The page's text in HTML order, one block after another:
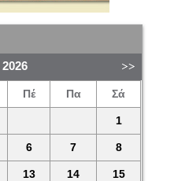
2026
Πέ Πα Σά
1
6 7 8
13 14 15